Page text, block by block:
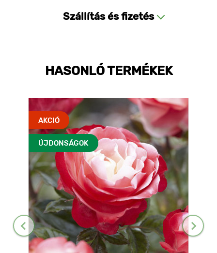
Szállítás és fizetés
HASONLÓ TERMÉKEK
AKCIÓ
ÚJDONSÁGOK